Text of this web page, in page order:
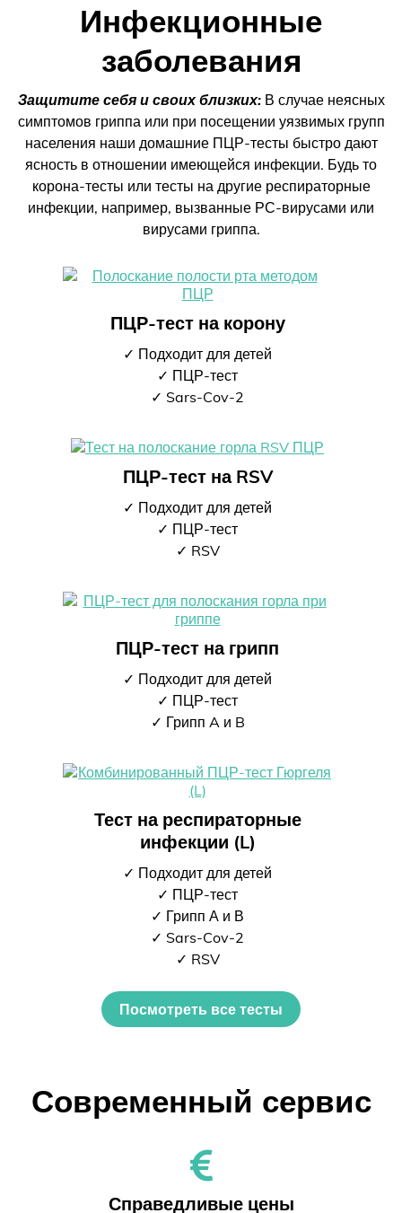
Инфекционные
заболевания
Защитите себя и своих близких:В случае неясных
симптомов гриппа или при посещении уязвимых групп
населения наши домашние ПЦР-тесты быстро дают
ясность в отношении имеющейся инфекции. Будь то
корона-тесты или тесты на другие респираторные
инфекции, например, вызванные РС-вирусами или
вирусами гриппа.
ПЦР-тест на корону
✓ Подходит для детей
✓ ПЦР-тест
✓ Sars-Cov-2
ПЦР-тест на RSV
✓ Подходит для детей
✓ ПЦР-тест
✓ RSV
ПЦР-тест на грипп
✓ Подходит для детей
✓ ПЦР-тест
✓ Грипп A и B
Тест на респираторные
инфекции (L)
✓ Подходит для детей
✓ ПЦР-тест
✓ Грипп А и В
✓ Sars-Cov-2
✓ RSV
Посмотреть все тесты
Современный сервис
Справедливые цены